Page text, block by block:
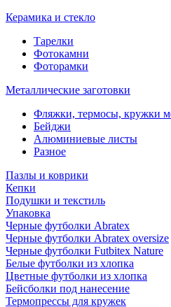
Керамика и стекло
Тарелки
Фотокамни
Фоторамки
Металлические заготовки
Фляжки, термосы, кружки
Бейджи
Алюминиевые листы
Разное
Пазлы и коврики
Кепки
Подушки и текстиль
Упаковка
Черные футболки Abratex
Черные футболки Abratex oversize
Черные футболки Futbitex Nature
Белые футболки из хлопка
Цветные футболки из хлопка
Бейсболки под нанесение
Термопрессы для кружек